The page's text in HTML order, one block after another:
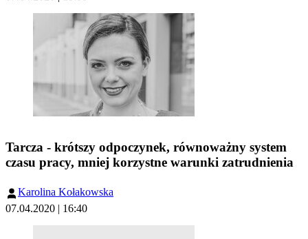
Tarcza - krótszy odpoczynek, równoważny system
czasu pracy, mniej korzystne warunki zatrudnienia
Karolina Kołakowska
07.04.2020 | 16:40